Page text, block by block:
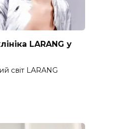
LARANG у
світ LARANG